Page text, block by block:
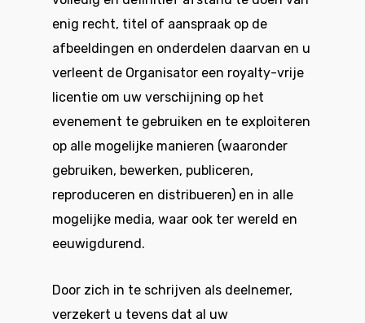
enig recht, titel of aanspraak op de
afbeeldingen en onderdelen daarvan en u
verleent de Organisator een royalty-vrije
licentie om uw verschijning op het
evenement te gebruiken en te exploiteren
op alle mogelijke manieren (waaronder
gebruiken, bewerken, publiceren,
reproduceren en distribueren) en in alle
mogelijke media, waar ook ter wereld en
eeuwigdurend.
Door zich in te schrijven als deelnemer,
verzekert u tevens dat al uw